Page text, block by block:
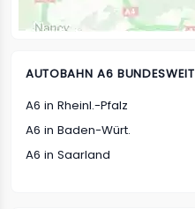
AUTOBAHN A6 BUNDESWEIT
A6 in Rheinl.-Pfalz
A6 in Baden-Würt.
A6 in Saarland